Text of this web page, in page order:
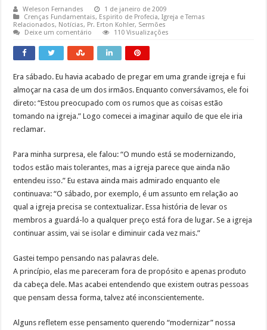
Weleson Fernandes
1 de janeiro de 2009
Crenças Fundamentais, Espirito de Profecia,Igreja e Temas
Relacionados, Notícias, Pr. Erton Kohler, Sermões
Deixe um comentário
110 Visualizações
Era sábado. Eu havia acabado de pregar em uma grande igreja e fui
almoçar na casa de um dos irmãos. Enquanto conversávamos, ele foi
direto: “Estou preocupado com os rumos que as coisas estão
tomando na igreja.” Logo comecei a imaginar aquilo de que ele iria
reclamar.
Para minha surpresa, ele falou: “O mundo está se modernizando,
todos estão mais tolerantes, mas a igreja parece que ainda não
entendeu isso.” Eu estava ainda mais admirado enquanto ele
continuava: “O sábado, por exemplo, é um assunto em relação ao
qual a igreja precisa se contextualizar. Essa história de levar os
membros a guardá-lo a qualquer preço está fora de lugar. Se a igreja
continuar assim, vai se isolar e diminuir cada vez mais.”
Gastei tempo pensando nas palavras dele.
A princípio, elas me pareceram fora de propósito e apenas produto
da cabeça dele. Mas acabei entendendo que existem outras pessoas
que pensam dessa forma, talvez até inconscientemente.
Alguns refletem esse pensamento querendo “modernizar” nossa